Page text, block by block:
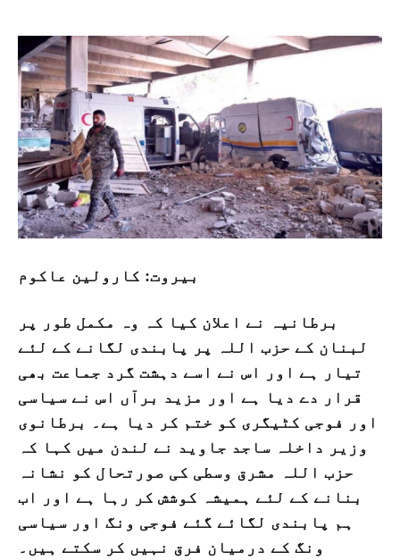
بیروت: کارولین عاکوم
برطانیہ نے اعلان کیا کہ وہ مکمل طور پر
لبنان کے حزب اللہ پر پابندی لگانے کے لئے
تیار ہے اور اس نے اسے دہشت گرد جماعت بھی
قرار دے دیا ہے اور مزيد برآں اس نے سیاسی
اور فوجی کٹیگری کو ختم کر دیا ہے۔ برطانوی
وزیر داخلہ ساجد جاوید نے لندن میں کہا کہ
حزب اللہ مشرق وسطی کی صورتحال کو نشانہ
بنانے کے لئے ہمیشہ کوشش کر رہا ہے اور اب
ہم پابندی لگائے گئے فوجی ونگ اور سیاسی
ونگ کے درمیان فرق نہیں کر سکتے ہیں۔